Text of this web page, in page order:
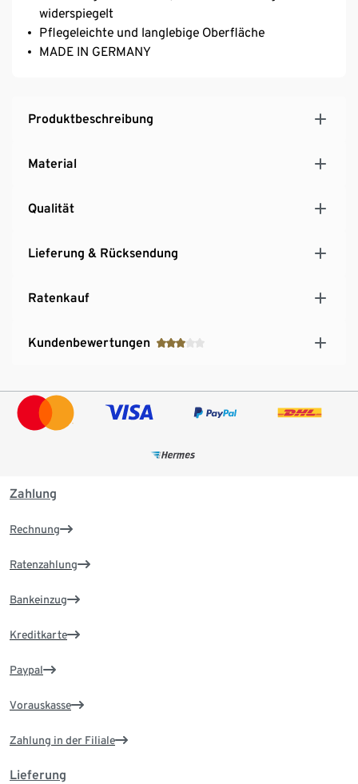
widerspiegelt
Pflegeleichte und langlebige Oberfläche
MADE IN GERMANY
Produktbeschreibung
Material
Qualität
Lieferung & Rücksendung
Ratenkauf
Kundenbewertungen
Zahlung
Rechnung
Ratenzahlung
Bankeinzug
Kreditkarte
Paypal
Vorauskasse
Zahlung in der Filiale
Lieferung